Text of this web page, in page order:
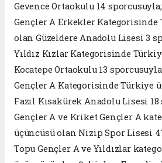
Gevence Ortaokulu 14
Gençler A Erkekler Kategorisinde
olan Güzeldere Anadolu Lisesi 3
Yıldız Kızlar Kategorisinde
Kocatepe Ortaokulu 13
Gençler A Kategorisinde Türkiye
Fazıl Kısakürek Anadolu Lisesi
Gençler A ve Kriket Gençler A
üçüncüsü olan Nizip Spor Lisesi
Topu Gençler A ve Yıldızlar